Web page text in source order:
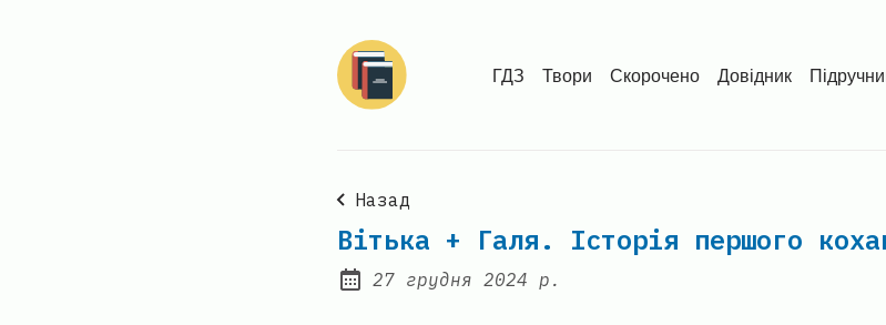
ГДЗ Твори Скорочено Довідник
Назад
Вітька + Галя. Історія першого
Posted on:
27 грудня 2024 р.